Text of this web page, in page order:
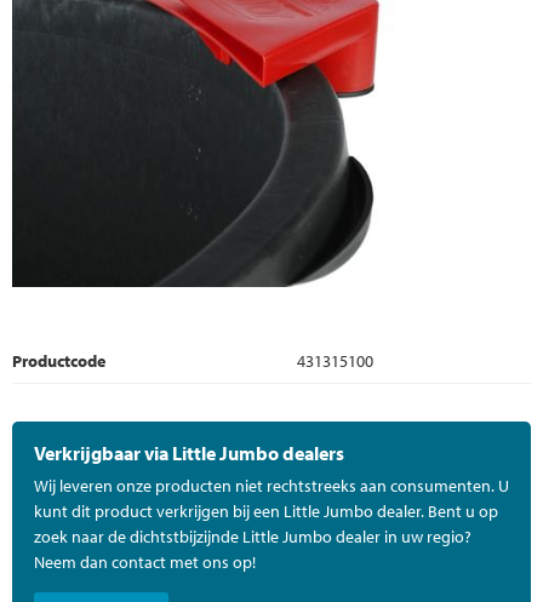
Productcode 431315100
Verkrijgbaar via Little Jumbo dealers
Wij leveren onze producten niet rechtstreeks aan consumenten. U
kunt dit product verkrijgen bij een Little Jumbo dealer. Bent u op
zoek naar de dichtstbijzijnde Little Jumbo dealer in uw regio?
Neem dan contact met ons op!